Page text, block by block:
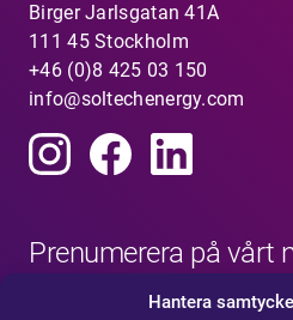
Hantera
Birger Jarlsgatan 41A
111 45 Stockholm
+46 (0)8 425 03 150
info@soltechenergy.com
Prenumerera på vårt